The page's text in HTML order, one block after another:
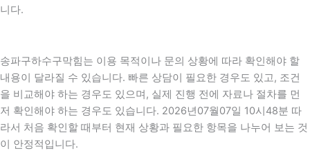
니다.
송파구하수구막힘는 이용 목적이나 문의 상황에 따라 확인해야 할
내용이 달라질 수 있습니다. 빠른 상담이 필요한 경우도 있고, 조건
을 비교해야 하는 경우도 있으며, 실제 진행 전에 자료나 절차를 먼
저 확인해야 하는 경우도 있습니다. 2026년07월07일 10시48분 따
라서 처음 확인할 때부터 현재 상황과 필요한 항목을 나누어 보는 것
이 안정적입니다.